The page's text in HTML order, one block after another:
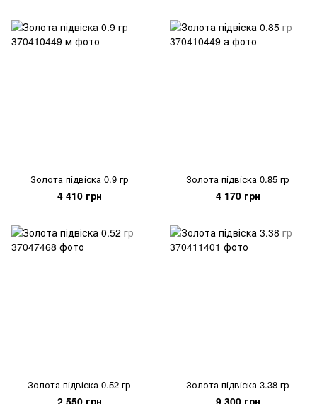
Золота підвіска 0.9 гр
4 410 грн
Золота підвіска 0.85 гр
4 170 грн
Золота підвіска 0.52 гр
2 550 грн
Золота підвіска 3.38 гр
9 300 грн